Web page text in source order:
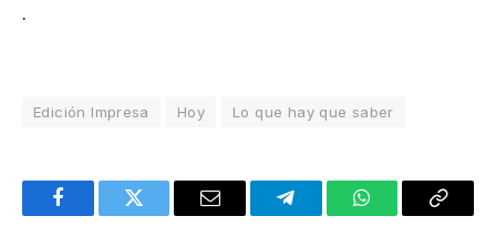
.
Edición Impresa Hoy Lo que hay que saber
FacebookTwitter Email TelegramWhatsAppCopy